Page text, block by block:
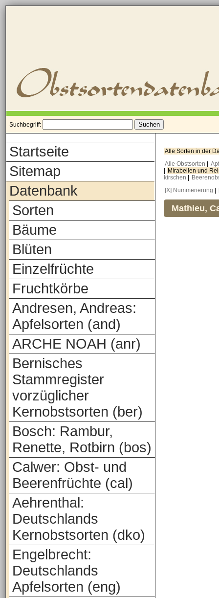
Suchbegriff:
Startseite
Sitemap
Datenbank
Sorten
Bäume
Blüten
Einzelfrüchte
Fruchtkörbe
Andresen, Andreas:
Apfelsorten (and)
ARCHE NOAH (anr)
Bernisches
Stammregister
vorzüglicher
Kernobstsorten (ber)
Bosch: Rambur,
Renette, Rotbirn (bos)
Calwer: Obst- und
Beerenfrüchte (cal)
Aehrenthal:
Deutschlands
Kernobstsorten (dko)
Engelbrecht:
Deutschlands
Apfelsorten (eng)
Alle Sorten in der
Alle Obstsorten
Mirabellen und
kirschen
[X] Nummerierung
Mathieu,